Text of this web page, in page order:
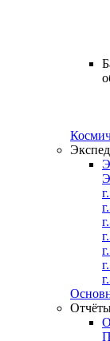
г.
г.
г.
г.
г.
г.
г.